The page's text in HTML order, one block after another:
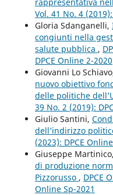
Vol. 41 No. 4
Gloria Sdanganelli,
congiunti nella
salute pubblica ,
DPCE Online 2-2020
Giovanni Lo
nuovo obiettivo
delle politiche
39 No. 2 (2019):
Giulio Santini,
dell’indirizzo
(2023): DPCE
Giuseppe Martinico,
di produzione
Pizzorusso , DPCE
Online Sp-2021